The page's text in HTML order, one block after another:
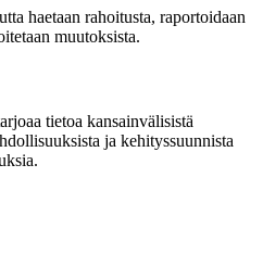
haetaan rahoitusta, raportoidaan
muutoksista.
tietoa kansainvälisistä
ja kehityssuunnista